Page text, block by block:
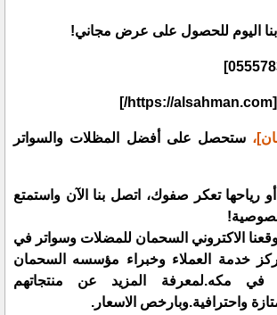
بنا اليوم للحصول على عرض مجاني!
]
[
https://alsahman.com/]
ستحصل على أفضل المظلات والسواتر
تعكر صفوك، اتصل بنا الآن واستمتع
الاكتروني السحمان للمضلات وسواتر في
خدمة العملاء وخبراء مؤسسه السحمان
في مكه.لمعرفة المزيد عن منتجاتهم
واحترافية.وبارخص الاسعار.